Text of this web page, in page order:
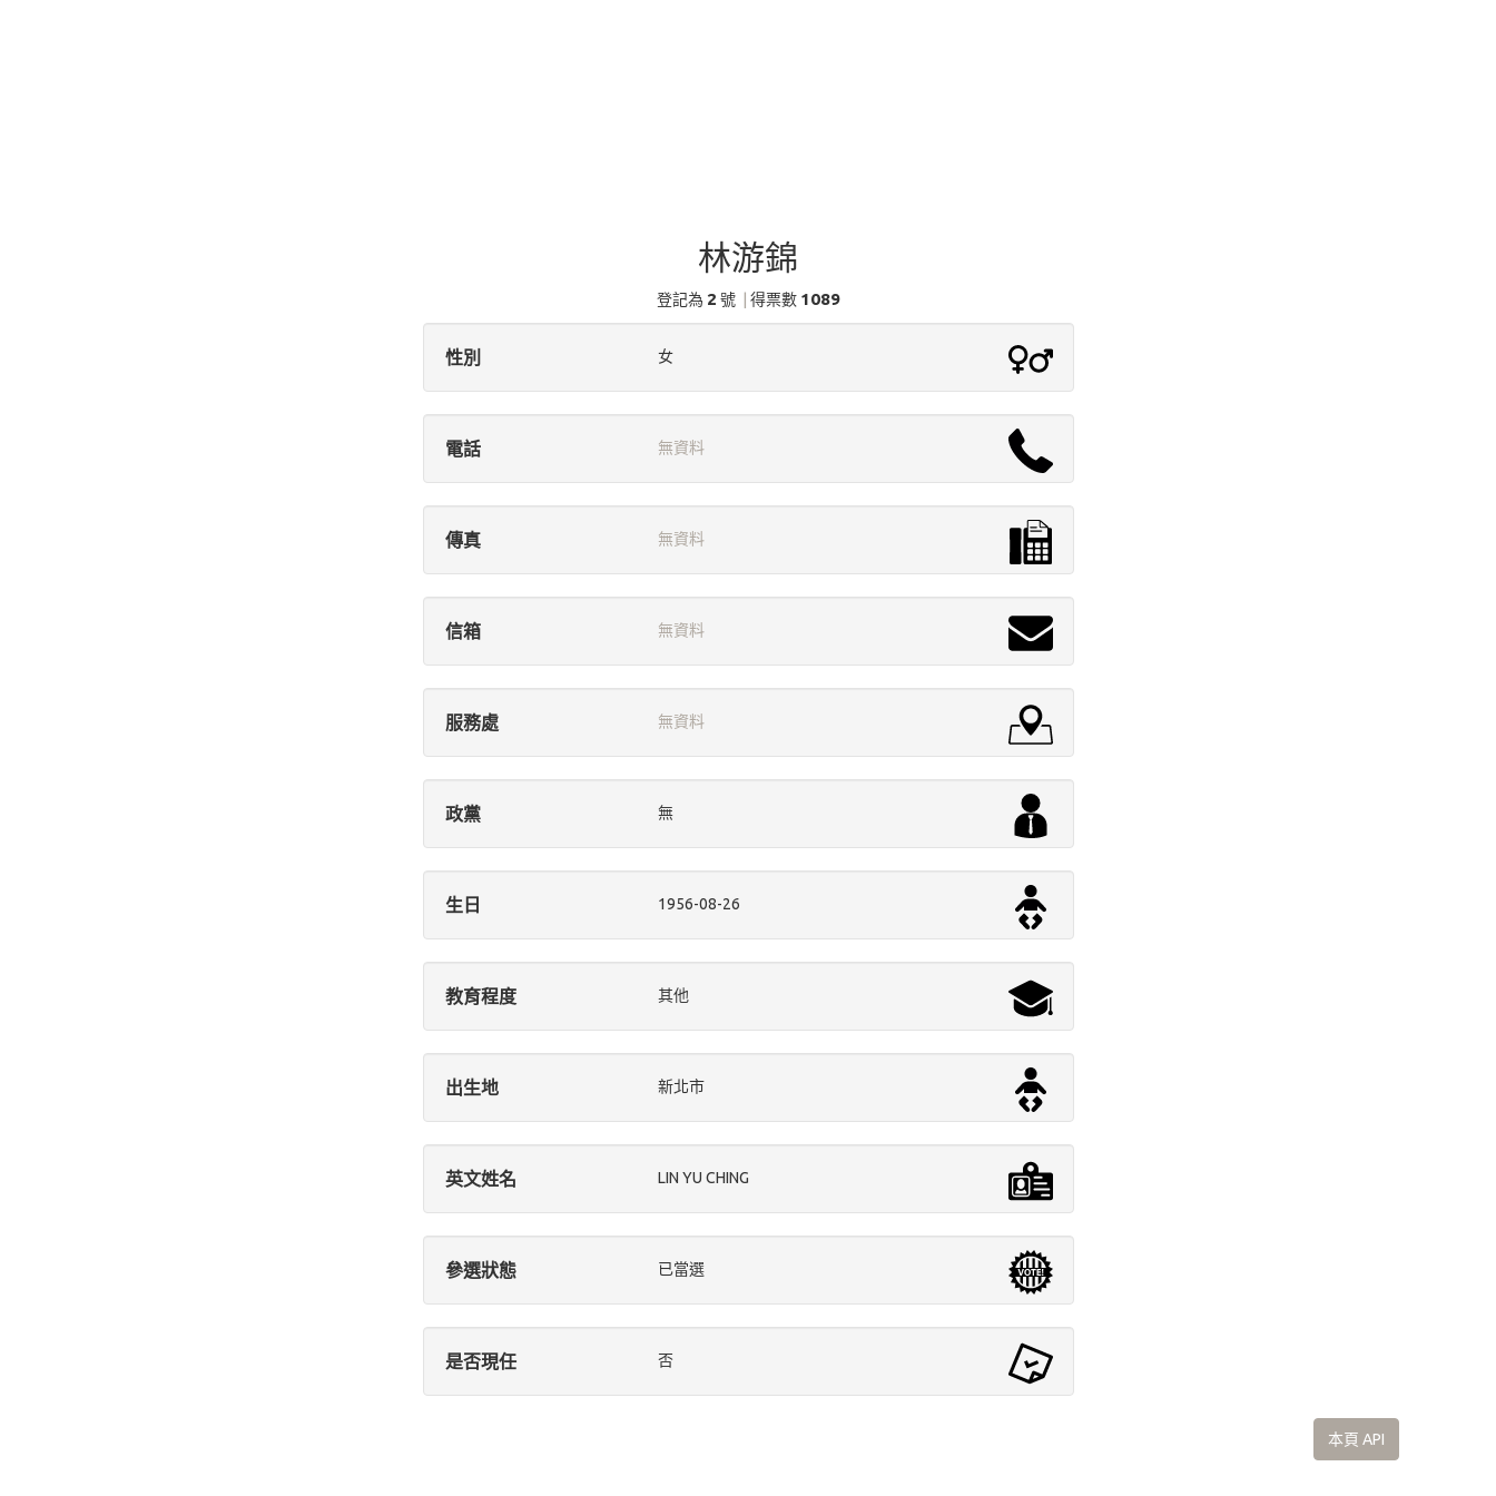
林游錦
登記為 2 號 得票數 1089
性別 女
電話 無資料
傳真 無資料
信箱 無資料
服務處 無資料
政黨 無
生日 1956-08-26
教育程度 其他
出生地 新北市
英文姓名 LIN YU CHING
參選狀態 已當選
是否現任 否
本頁 API